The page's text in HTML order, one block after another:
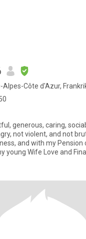
Alpes-Côte d'Azur,
generous, caring,
violent, and not brutal. With all
and with my
young Wife Love and